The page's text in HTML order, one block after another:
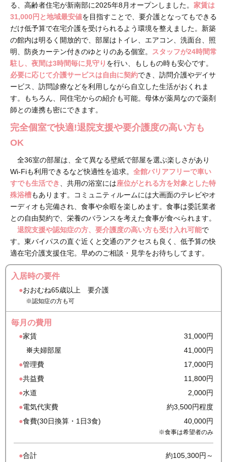
る、高齢者住宅が新南部に2025年8月オープンしました。 家賃は
31,000円と地域最安値を目指すことで、要介護となってもできる
だけ低予算で在宅介護を受けられるよう環境を整えました。新築
の館内は明るく開放的で、部屋はトイレ、エアコン、洗面台、照
明、防炎カーテン付きのゆとりのある個室。
スタッフが24時間常
駐し、夜間は3時間毎に見守り を行い、もしもの時も安心です。
必要に応じて介護サービスは自由に契約でき、訪問介護やデイサ
ービス、訪問診療などを利用しながら自立した生活がおくれま
す。もちろん、同住宅からの紹介も可能。母体が薬局なので薬剤
師との連携も密にできます。
完全個室で快適!退院支援や要介護度の高い方も
OK
全36室の部屋は、全て異なる壁紙で部屋を選ぶ楽しさがあり
Wi-Fiも利用できるなど快適性を追求。 全館バリアフリーで車い
すでも生活でき
、共用の浴室には座位がとれる方を対象とした特
殊浴槽もあります。コミュニティルームには大画面のテレビやオ
ーディオも完備され、食事や余暇を楽しめます。食事は委託業者
との自由契約で、栄養のバランスを考えた食事が食べられます。
退院支援や認知症の方、要介護度の高い方も受け入れ可能で
す。東バイパスの直ぐ近くと交通のアクセスも良く、低予算の快
適在宅介護支援住宅。早めのご相談・見学をお待ちしてます。
入居時の要件
おおむね65歳以上 要介護
※認知症の方も可
毎月の費用
家賃
31,000円
夫婦部屋
41,000円
管理費
17,000円
共益費
11,800円
水道
2,000円
電気代実費
約3,500円程度
食費(30日換算・1日3食)
40,000円
※食事は希望者のみ
合計 約105,300円～